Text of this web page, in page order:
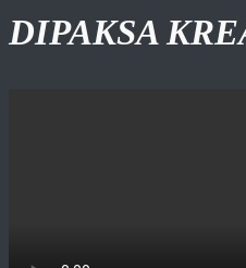
DIPAKSA